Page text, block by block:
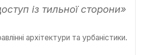
із тильної сторони»
архітектури та урбаністики.